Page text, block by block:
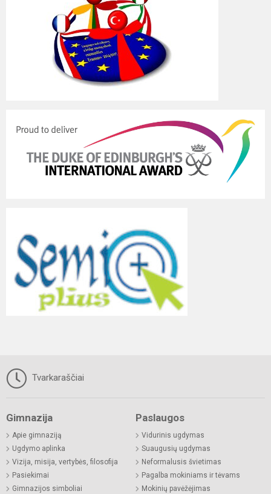
Tvarkaraščiai
Gimnazija
Apie gimnaziją
Ugdymo aplinka
Vizija, misija, vertybės, filosofija
Pasiekimai
Gimnazijos simboliai
Paslaugos
Vidurinis ugdymas
Suaugusių ugdymas
Neformalusis švietimas
Pagalba mokiniams ir tėvams
Mokinių pavėžėjimas